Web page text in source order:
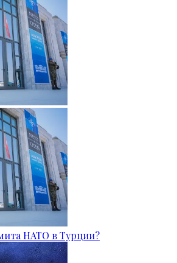
НАТО в Турции?